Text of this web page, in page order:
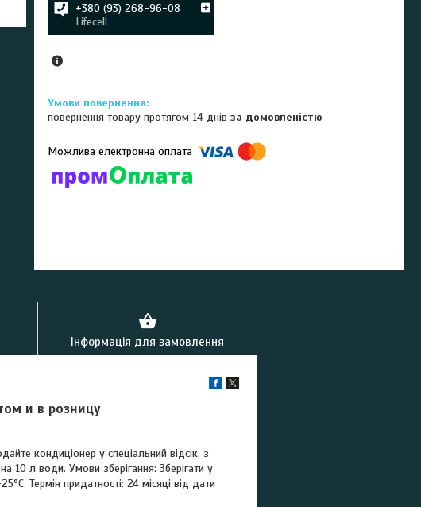
+380 (93) 268-96-08
Lifecell
повернення товару протягом 14 днівза домовленістю
Інформація для замовлення
и в розницу
кондиціонер у спеціальний відсік, з
10 л води. Умови зберігання: Зберігати у
Термін придатності: 24 місяці від дати